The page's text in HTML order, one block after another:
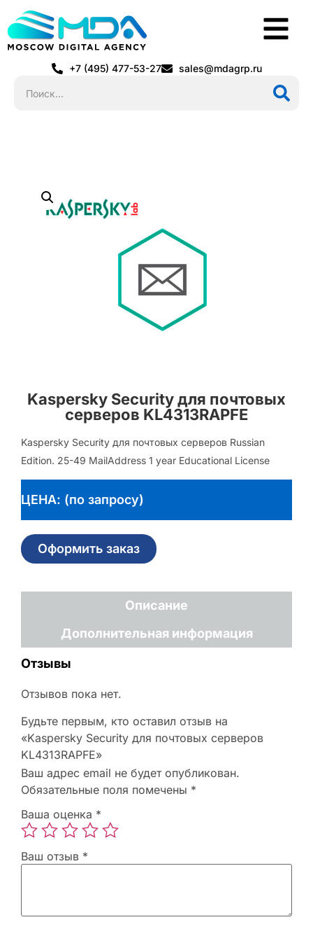
+7 (495) 477-53-27 sales@mdagrp.ru
Kaspersky Security для почтовых
серверов KL4313RAPFE
Kaspersky Security для почтовых серверов Russian
Edition. 25-49 MailAddress 1 year Educational License
ЦЕНА: (по запросу)
Оформить заказ
Описание
Дополнительная информация
Отзывы
Отзывов пока нет.
Будьте первым, кто оставил отзыв на
«Kaspersky Security для почтовых серверов
KL4313RAPFE»
Ваш адрес email не будет опубликован.
Обязательные поля помечены *
Ваша оценка *
Ваш отзыв *